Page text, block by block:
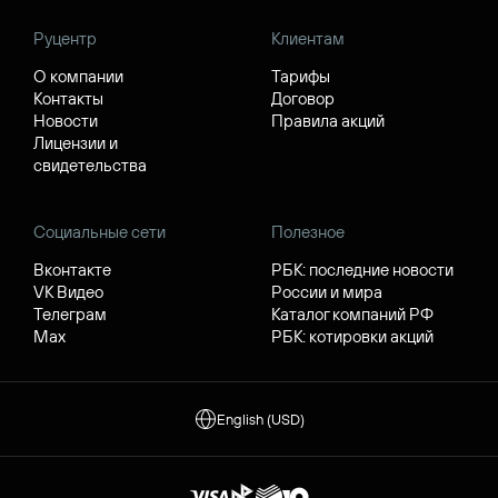
Руцентр
О компании
Контакты
Новости
Лицензии и
свидетельства
Клиентам
Тарифы
Договор
Правила акций
Социальные сети
Вконтакте
VK Видео
Телеграм
Max
Полезное
РБК: последние новости
России и мира
Каталог компаний РФ
РБК: котировки акций
English (USD)